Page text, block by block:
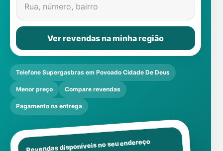
Rua, número, bairro
Ver revendas na minha região
Telefone Supergasbras em Povoado Cidade De Deus
Menor preço Compare revendas
Pagamento na entrega
Revendas disponíveis no seu endereço